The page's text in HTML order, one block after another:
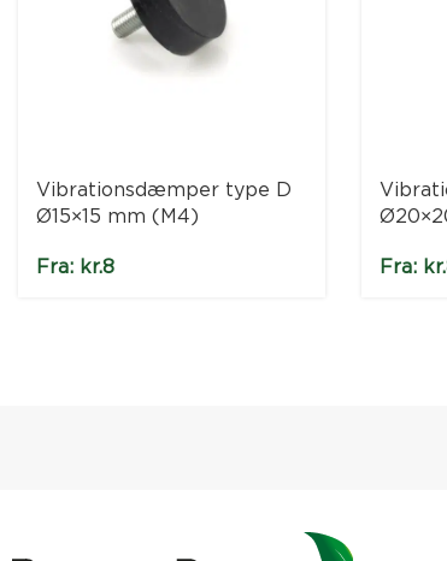
Vibrationsdæmper type D
Ø15×15 mm (M4)
Fra: kr.8 Fra: kr.